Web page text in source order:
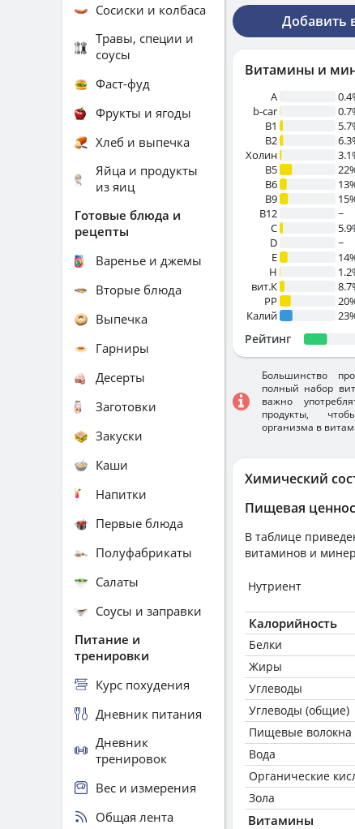
Химический
Пищевая
В таблице
витаминов и
Нутриент
Калорийность
Белки
Жиры
Углеводы
Углеводы (общие)
Пищевые волокна
Вода
Органические
Зола
Витамины
Добавить
Витамины и
A
b-car
В1
B2
Холин
B5
B6
B9
B12
~
C
D
~
E
H
вит.К
PP
Калий
Рейтинг
Большинство
полный набор
важно
продукты,
организма в
Сосиски и колбаса
Травы, специи и
соусы
Фаст-фуд
Фрукты и ягоды
Хлеб и выпечка
Яйца и продукты
из яиц
Готовые блюда и
рецепты
Варенье и джемы
Вторые блюда
Выпечка
Гарниры
Десерты
Заготовки
Закуски
Каши
Напитки
Первые блюда
Полуфабрикаты
Салаты
Соусы и заправки
Питание и
тренировки
Курс похудения
Дневник питания
Дневник
тренировок
Вес и измерения
Общая лента